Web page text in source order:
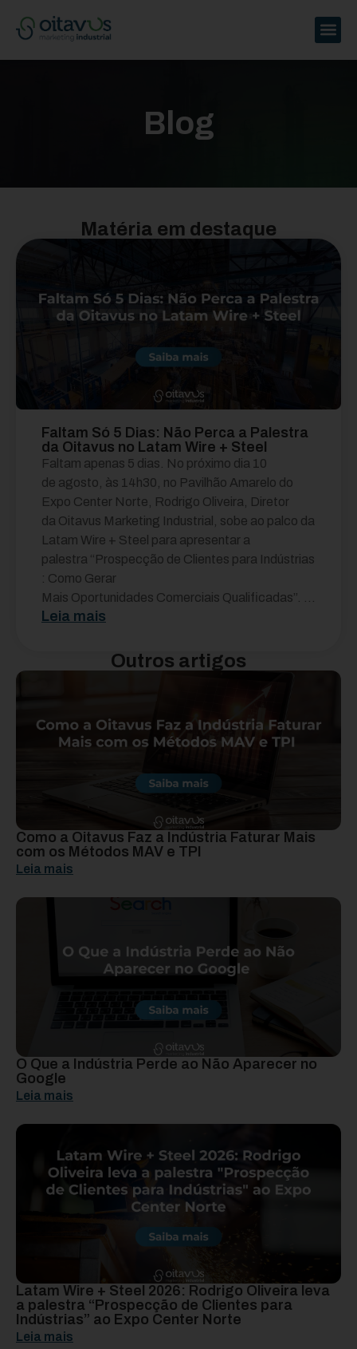
Blog
Matéria em destaque
Faltam Só 5 Dias: Não Perca a Palestra
da Oitavus no Latam Wire + Steel
Faltam apenas 5 dias. No próximo dia 10
de agosto, às 14h30, no Pavilhão Amarelo do
Expo Center Norte, Rodrigo Oliveira, Diretor
da Oitavus Marketing Industrial, sobe ao palco da
Latam Wire + Steel para apresentar a
palestra “Prospecção de Clientes para Indústrias
: Como Gerar
Mais Oportunidades Comerciais Qualificadas”. ...
Leia mais
Outros artigos
Como a Oitavus Faz a Indústria Faturar Mais
com os Métodos MAV e TPI
Leia mais
O Que a Indústria Perde ao Não Aparecer no
Google
Leia mais
Latam Wire + Steel 2026: Rodrigo Oliveira leva
a palestra “Prospecção de Clientes para
Indústrias” ao Expo Center Norte
Leia mais